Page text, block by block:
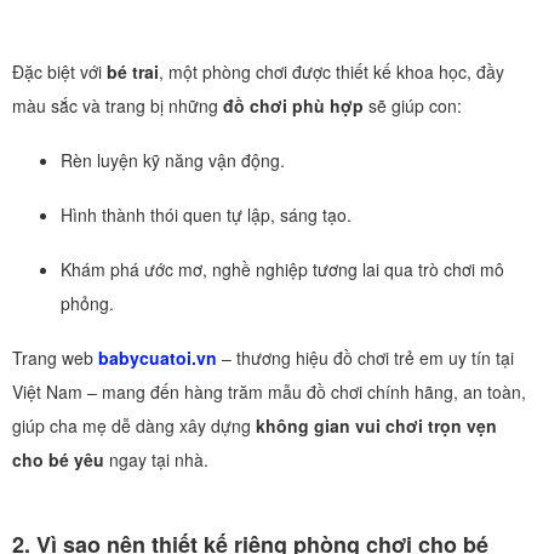
Đặc biệt với bé trai, một phòng chơi được thiết kế khoa học, đầy
màu sắc và trang bị những đồ chơi phù hợp sẽ giúp con:
Rèn luyện kỹ năng vận động.
Hình thành thói quen tự lập, sáng tạo.
Khám phá ước mơ, nghề nghiệp tương lai qua trò chơi mô
phỏng.
Trang web babycuatoi.vn – thương hiệu đồ chơi trẻ em uy tín tại
Việt Nam – mang đến hàng trăm mẫu đồ chơi chính hãng, an toàn,
giúp cha mẹ dễ dàng xây dựng không gian vui chơi trọn vẹn
cho bé yêu ngay tại nhà.
2. Vì sao nên thiết kế riêng phòng chơi cho bé